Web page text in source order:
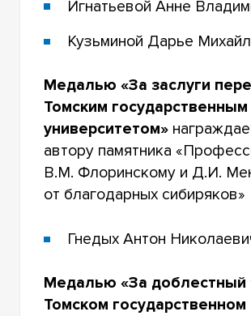
Игнатьевой Анне
Кузьминой Дарье
Медалью «За заслуги
Томским государственным
университетом»
автору памятника
В.М. Флоринскому и Д.И.
от благодарных сибиряков»
Гнедых Антон
Медалью «За доблестный
Томском государственном